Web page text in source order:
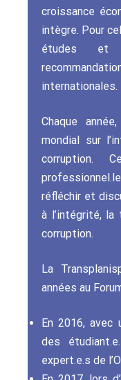
croissance
intègre. Pour
études
internationales.
Chaque
mondial sur
corruption.
réfléchir et
à l’intégrité,
corruption.
La
années au
En 2016, avec
des
expert.e.s de